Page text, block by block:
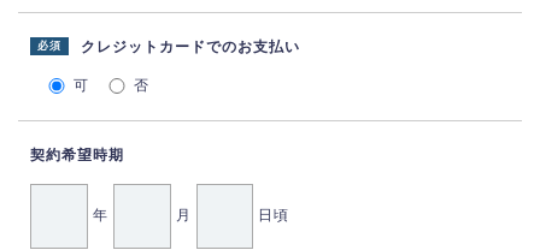
クレジットカードでのお支払い
必須
可 否
契約希望時期
年 月 日頃